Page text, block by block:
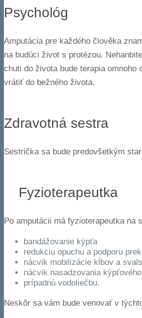
Psychológ
Amputácia pre každého člověka
na budúci život s protézou.
chuti do života bude terapia
vrátiť do bežného života.
Zdravotná sestra
Sestrička sa bude predovšetkým
Fyzioterapeutka
Po amputácii má fyzioterapeutka na
bandážovanie kýpťa
redukciu opuchu a podporu
nácvik mobilizácie kĺbov a
nácvik nasadzovania
prípadnú vodoliečbu.
Neskôr sa vám bude venovať v